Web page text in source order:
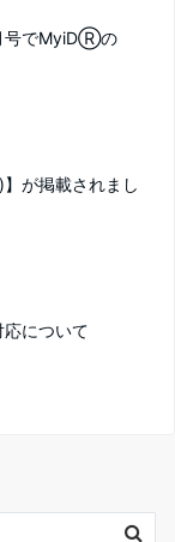
号でMyiDⓇの
が掲載されまし
応について